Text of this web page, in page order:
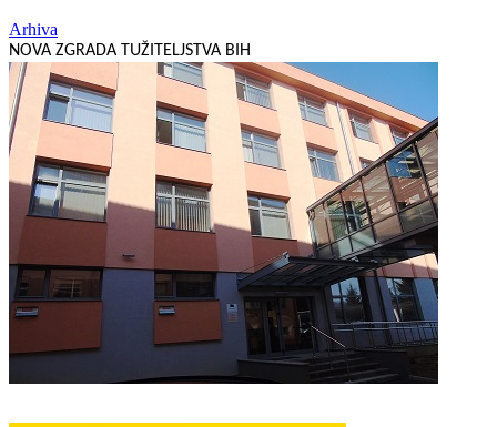
Arhiva
NOVA ZGRADA TUŽITELJSTVA BIH